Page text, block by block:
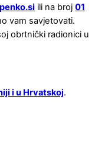
ili na broj 01
vam savjetovati.
obrtnički radionici u
i u Hrvatskoj.